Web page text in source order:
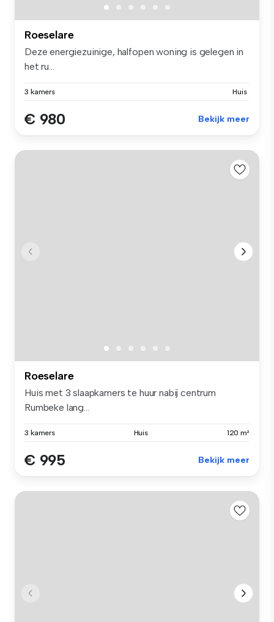
Roeselare
Deze energiezuinige, halfopen woning is gelegen in
het ru...
3 kamers Huis
€ 980 Bekijk meer
Roeselare
Huis met 3 slaapkamers te huur nabij centrum
Rumbeke lang...
3 kamers Huis 120 m²
€ 995 Bekijk meer